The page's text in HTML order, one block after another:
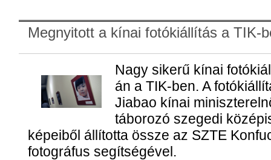
Megnyitott a kínai fotókiállítás a TIK-
Nagy sikerű kínai
án a TIK-ben. A
Jiabao kínai
táborozó szegedi
képeiből állította össze az SZTE
fotográfus segítségével.